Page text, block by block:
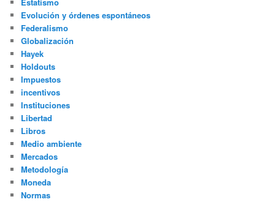
Evolución y órdenes espontáneos
Federalismo
Globalización
Hayek
Holdouts
Impuestos
incentivos
Instituciones
Libertad
Libros
Medio ambiente
Mercados
Metodología
Moneda
Normas